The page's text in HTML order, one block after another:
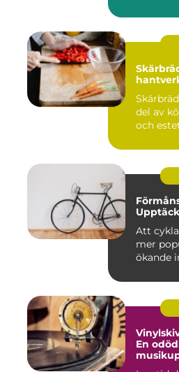
del av
och
Att
mer
ökande
En